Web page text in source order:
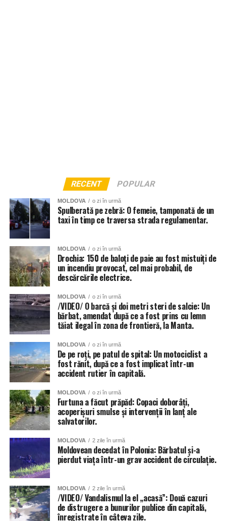
Și instituțiile de învățământ din Chișinău au fost grav
grădinițe din sectoarele Botanica, Buiucani, Centru și
Râșcani. Totuși autoritățile dau asigurări că situația va fi
remediată în cel mai scurt timp.
Inundat a fost și teatrul de Operă și Balet Maria Bieșu, sub
presiunea apei de pe acoperiș, au cedat două țevi.
Inundate au fost și trecerile subterane de pietoni, dar și
parcările amenajate în subsolurile blocurilor locative.
RECENT POPULAR
MOLDOVA o zi în urmă
Spulberată pe zebră: O femeie, tamponată de un
taxi în timp ce traversa strada regulamentar.
MOLDOVA o zi în urmă
Drochia: 150 de baloți de paie au fost mistuiți de
un incendiu provocat, cel mai probabil, de
descărcările electrice.
MOLDOVA o zi în urmă
/VIDEO/ O barcă și doi metri steri de salcie: Un
bărbat, amendat după ce a fost prins cu lemn
tăiat ilegal în zona de frontieră, la Manta.
MOLDOVA o zi în urmă
De pe roți, pe patul de spital: Un motociclist a
fost rănit, după ce a fost implicat într-un
accident rutier în capitală.
MOLDOVA o zi în urmă
Furtuna a făcut prăpăd: Copaci doborâți,
acoperișuri smulse și intervenții în lanț ale
salvatorilor.
MOLDOVA 2 zile în urmă
Moldovean decedat în Polonia: Bărbatul și-a
pierdut viața într-un grav accident de circulație.
MOLDOVA 2 zile în urmă
/VIDEO/ Vandalismul la el „acasă”: Două cazuri
de distrugere a bunurilor publice din capitală,
înregistrate în câteva zile.